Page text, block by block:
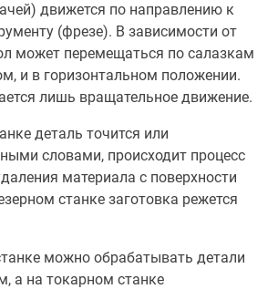
движется по направлению к
(фрезе). В зависимости от
может перемещаться по салазкам
и в горизонтальном положении.
лишь вращательное движение.
деталь точится или
словами, происходит процесс
материала с поверхности
станке заготовка режется
можно обрабатывать детали
а на токарном станке